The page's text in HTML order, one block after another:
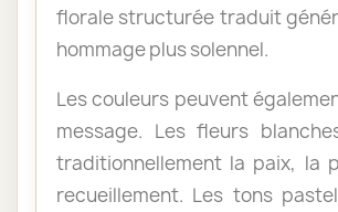
florale structurée traduit
hommage plus solennel.
Les couleurs peuvent
message. Les fleurs
traditionnellement la paix, la
recueillement. Les tons